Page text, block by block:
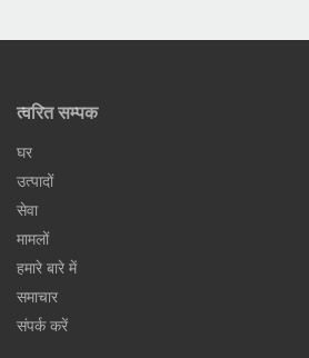
त्वरित सम्पक
घर
उत्पादों
सेवा
मामलों
हमारे बारे में
समाचार
संपर्क करें